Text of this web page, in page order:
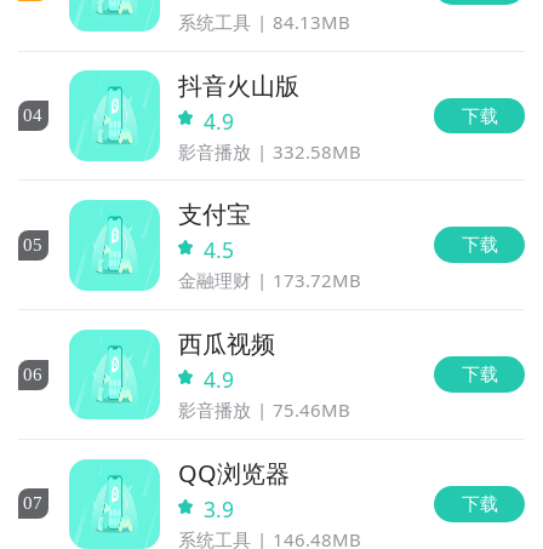
系统工具 84.13MB
04
抖音火山版
4.9
影音播放 332.58MB
下载
05
支付宝
4.5
金融理财 173.72MB
下载
06
西瓜视频
4.9
影音播放 75.46MB
下载
07
QQ浏览器
3.9
系统工具 146.48MB
下载